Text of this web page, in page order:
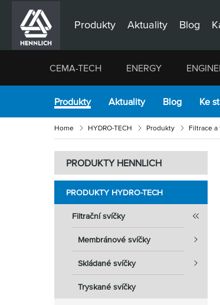
Produkty Aktuality Blog
CEMA-TECH ENERGY
Produkty Aktuality Blog Ke
Home HYDRO-TECH Produkty Filtrace
PRODUKTY HENNLICH
PRODUKTY HYDRO-TECH
Filtrační svíčky
Membránové svíčky
Skládané svíčky
Tryskané svíčky